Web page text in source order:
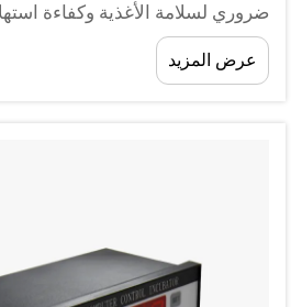
ضروري لسلامة الأغذية وكفاءة
عمر المنتجات القابلة للتلف. سواء
تجاريًا أو مختبرًا، أو ترغب ببساطة
المنزلية...
عرض المزيد